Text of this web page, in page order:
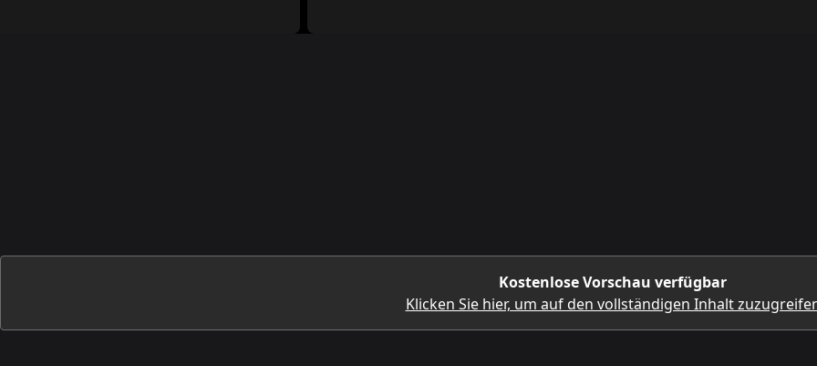
Kostenlose Vorschau verfügbar
Klicken Sie hier, um auf den vollständigen Inhalt